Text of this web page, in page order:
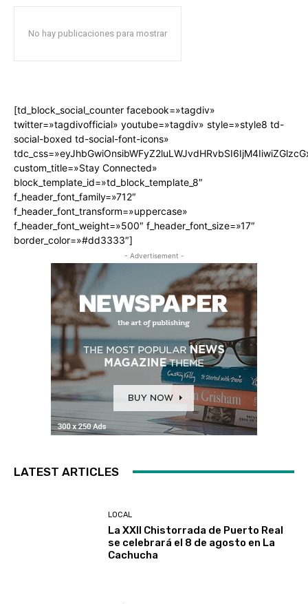
No hay publicaciones para mostrar
[td_block_social_counter facebook=»tagdiv»
twitter=»tagdivofficial» youtube=»tagdiv» style=»style8 td-
social-boxed td-social-font-icons»
custom_title=»Stay Connected»
block_template_id=»td_block_template_8″
f_header_font_family=»712″
f_header_font_transform=»uppercase»
f_header_font_weight=»500″ f_header_font_size=»17″
border_color=»#dd3333″]
- Advertisement -
LATEST ARTICLES
LOCAL
La XXII Chistorrada de Puerto Real
se celebrará el 8 de agosto en La
Cachucha